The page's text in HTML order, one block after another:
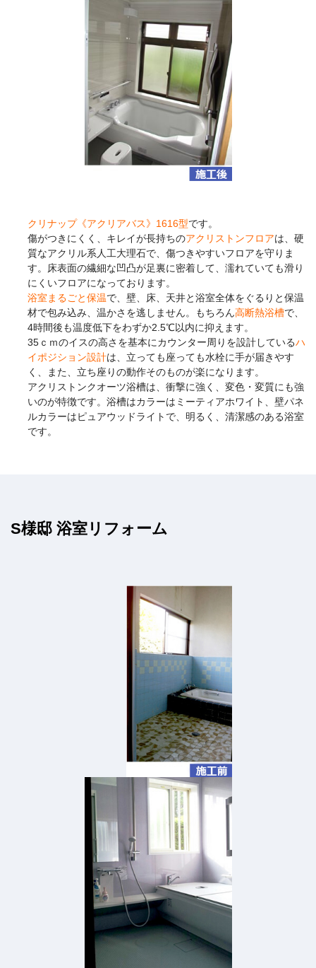
クリナップ《アクリアバス》1616型です。
傷がつきにくく、キレイが長持ちのアクリストンフロアは、硬
質なアクリル系人工大理石で、傷つきやすいフロアを守りま
す。床表面の繊細な凹凸が足裏に密着して、濡れていても滑り
にくいフロアになっております。
浴室まるごと保温で、壁、床、天井と浴室全体をぐるりと保温
材で包み込み、温かさを逃しません。もちろん高断熱浴槽で、
4時間後も温度低下をわずか2.5℃以内に抑えます。
35ｃｍのイスの高さを基本にカウンター周りを設計しているハ
イポジション設計は、立っても座っても水栓に手が届きやす
く、また、立ち座りの動作そのものが楽になります。
アクリストンクオーツ浴槽は、衝撃に強く、変色・変質にも強
いのが特徴です。浴槽はカラーはミーティアホワイト、壁パネ
ルカラーはピュアウッドライトで、明るく、清潔感のある浴室
です。
S様邸 浴室リフォーム